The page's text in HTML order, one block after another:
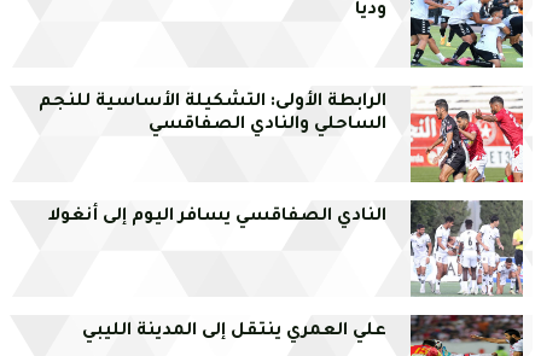
وديا
الرابطة الأولى: التشكيلة الأساسية للنجم
الساحلي والنادي الصفاقسي
النادي الصفاقسي يسافر اليوم إلى أنغولا
علي العمري ينتقل إلى المدينة الليبي